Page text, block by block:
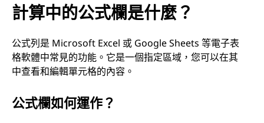
計算中的公式欄是什麼？
公式列是 Microsoft Excel 或 Google Sheets 等電子表
格軟體中常見的功能。它是一個指定區域，您可以在其
中查看和編輯單元格的內容。
公式欄如何運作？